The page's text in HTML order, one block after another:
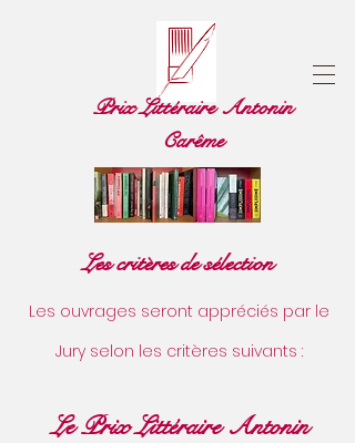
Prix Littéraire Antonin
Carême
Les critères de sélection
Les ouvrages seront appréciés par le
Jury selon les critères suivants :
Le Prix Littéraire Antonin